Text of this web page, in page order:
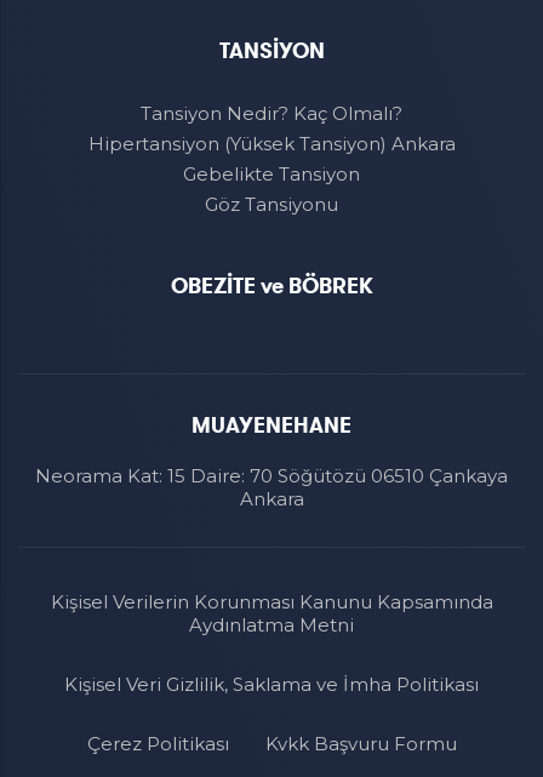
TANSİYON
Tansiyon Nedir? Kaç Olmalı?
Hipertansiyon (Yüksek Tansiyon) Ankara
Gebelikte Tansiyon
Göz Tansiyonu
OBEZİTE ve BÖBREK
MUAYENEHANE
Neorama Kat: 15 Daire: 70 Söğütözü 06510 Çankaya
Ankara
Kişisel Verilerin Korunması Kanunu Kapsamında
Aydınlatma Metni
Kişisel Veri Gizlilik, Saklama ve İmha Politikası
Çerez Politikası Kvkk Başvuru Formu